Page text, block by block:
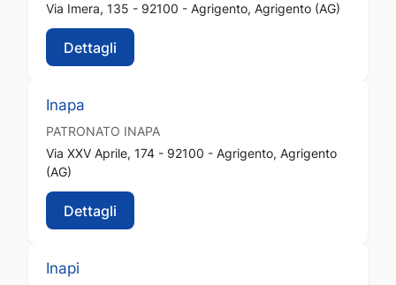
Via Imera, 135 - 92100 - Agrigento, Agrigento (AG)
Dettagli
Inapa
PATRONATO INAPA
Via XXV Aprile, 174 - 92100 - Agrigento, Agrigento
(AG)
Dettagli
Inapi